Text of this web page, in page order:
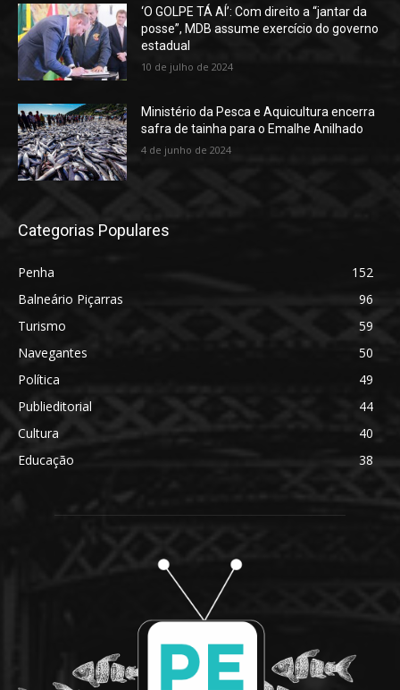
‘O GOLPE TÁ AÍ’: Com direito a “jantar da
posse”, MDB assume exercício do governo
estadual
10 de julho de 2024
Ministério da Pesca e Aquicultura encerra
safra de tainha para o Emalhe Anilhado
4 de junho de 2024
Categorias Populares
Penha
152
Balneário Piçarras
96
Turismo
59
Navegantes
50
Política
49
Publieditorial
44
Cultura
40
Educação
38